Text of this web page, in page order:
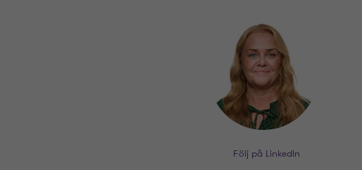
Följ på LinkedIn